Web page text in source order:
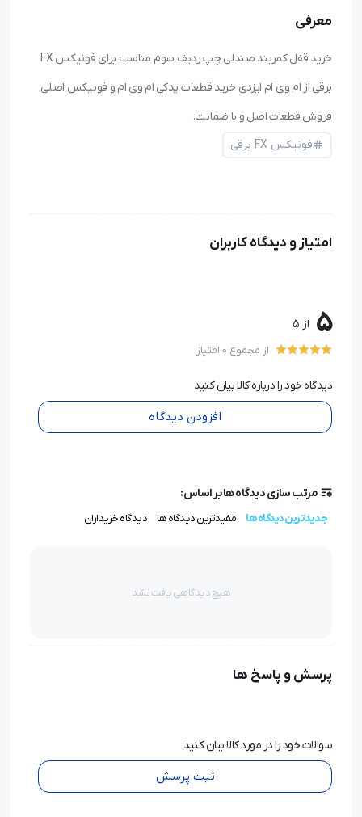
معرفی
خرید قفل کمربند صندلی چپ ردیف سوم مناسب برای فونیکس FX
برقی از ام وی ام ایزدی خرید قطعات یدکی ام وی ام و فونیکس اصلی.
فروش قطعات اصل و با ضمانت.
فونیکس FX برقی
امتیاز و دیدگاه کاربران
5 از 5
از مجموع 0 امتیاز
دیدگاه خود را درباره کالا بیان کنید
افزودن دیدگاه
مرتب سازی دیدگاه ها بر اساس:
جدیدترین دیدگاه ها مفیدترین دیدگاه ها دیدگاه خریداران
هیچ دیدگاهی یافت نشد
پرسش و پاسخ ها
سوالات خود را در مورد کالا بیان کنید
ثبت پرسش